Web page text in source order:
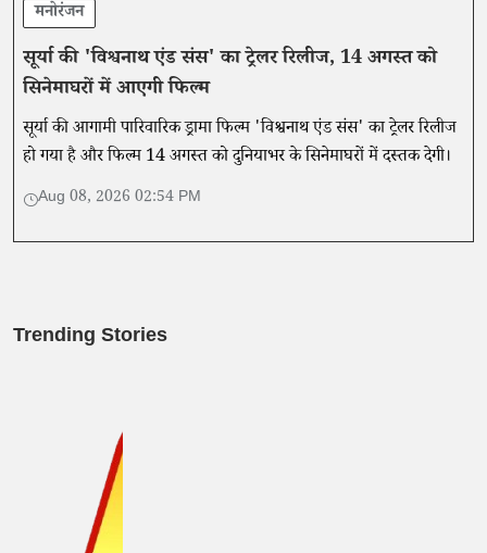
मनोरंजन
सूर्या की 'विश्वनाथ एंड संस' का ट्रेलर रिलीज, 14 अगस्त को
सिनेमाघरों में आएगी फिल्म
सूर्या की आगामी पारिवारिक ड्रामा फिल्म 'विश्वनाथ एंड संस' का ट्रेलर रिलीज
हो गया है और फिल्म 14 अगस्त को दुनियाभर के सिनेमाघरों में दस्तक देगी।
Aug 08, 2026 02:54 PM
Trending Stories